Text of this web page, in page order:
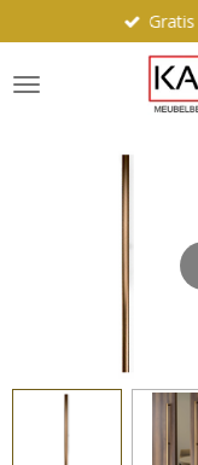
direct
naar
de